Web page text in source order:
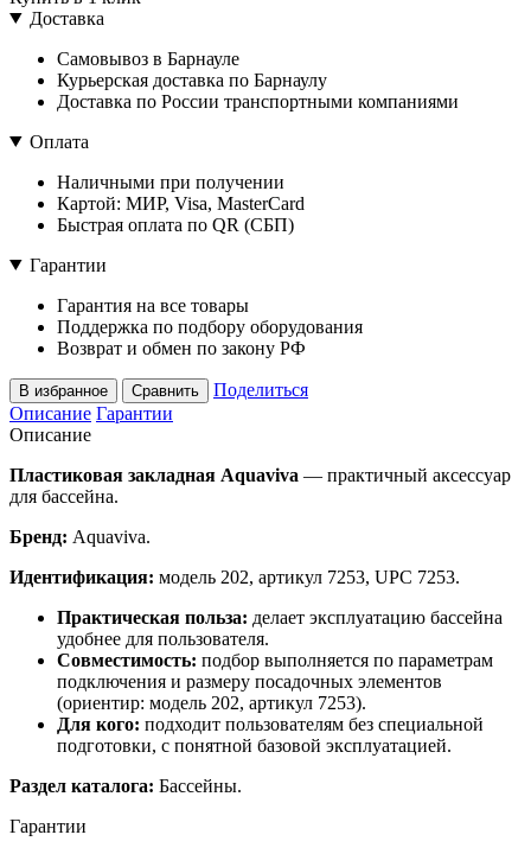
Доставка
Самовывоз в Барнауле
Курьерская доставка по Барнаулу
Доставка по России транспортными компаниями
Оплата
Наличными при получении
Картой: МИР, Visa, MasterCard
Быстрая оплата по QR (СБП)
Гарантии
Гарантия на все товары
Поддержка по подбору оборудования
Возврат и обмен по закону РФ
В избранное Сравнить
Поделиться
Описание Гарантии
Описание
Пластиковая закладная Aquaviva — практичный аксессуар
для бассейна.
Бренд: Aquaviva.
Идентификация: модель 202, артикул 7253, UPC 7253.
Практическая польза: делает эксплуатацию бассейна
удобнее для пользователя.
Совместимость: подбор выполняется по параметрам
подключения и размеру посадочных элементов
(ориентир: модель 202, артикул 7253).
Для кого: подходит пользователям без специальной
подготовки, с понятной базовой эксплуатацией.
Раздел каталога: Бассейны.
Гарантии